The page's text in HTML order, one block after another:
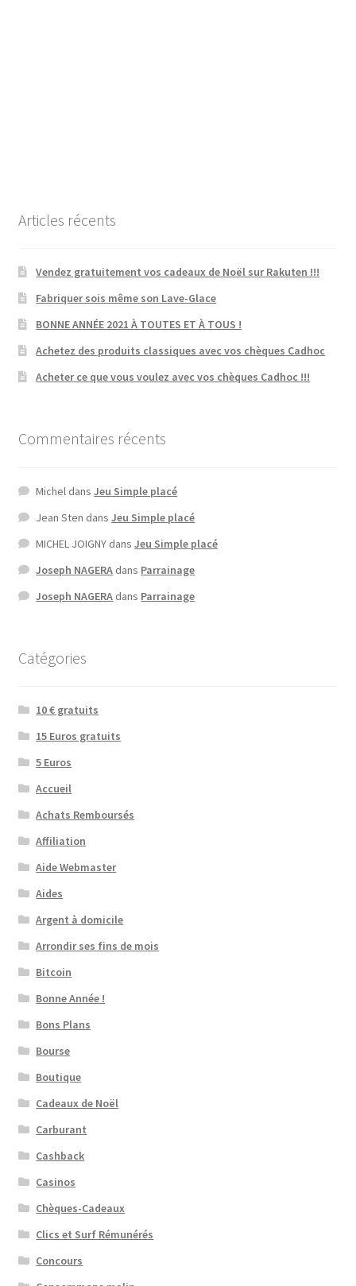
Articles récents
Vendez gratuitement vos cadeaux de Noël sur Rakuten !!!
Fabriquer sois même son Lave-Glace
BONNE ANNÉE 2021 À TOUTES ET À TOUS !
Achetez des produits classiques avec vos chèques Cadhoc
Acheter ce que vous voulez avec vos chèques Cadhoc !!!
Commentaires récents
Michel dansJeu Simple placé
Jean Sten dansJeu Simple placé
MICHEL JOIGNY dansJeu Simple placé
Joseph NAGERA dans Parrainage
Joseph NAGERA dans Parrainage
Catégories
10 € gratuits
15 Euros gratuits
5 Euros
Accueil
Achats Remboursés
Affiliation
Aide Webmaster
Aides
Argent à domicile
Arrondir ses fins de mois
Bitcoin
Bonne Année !
Bons Plans
Bourse
Boutique
Cadeaux de Noël
Carburant
Cashback
Casinos
Chèques-Cadeaux
Clics et Surf Rémunérés
Concours